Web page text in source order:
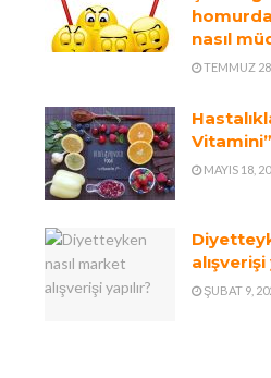
nasıl
TEMMUZ
MAYIS 18,
alışverişi
ŞUBAT 9,